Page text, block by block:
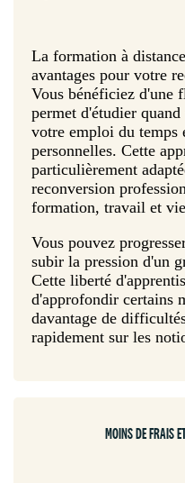
La formation à
avantages pour votre
Vous bénéficiez d'une
permet d'étudier
votre emploi du temps
personnelles. Cette
particulièrement
reconversion
formation, travail et
Vous pouvez
subir la pression d'un
Cette liberté
d'approfondir certains
davantage de
rapidement sur les
MOINS DE FRAIS